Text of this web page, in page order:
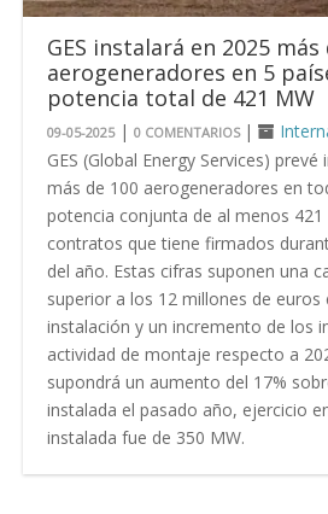
GES instalará en 2025 más
aerogeneradores en 5
potencia total de 421 MW
09-05-2025|0 COMENTARIOS |
GES (Global Energy Services)
más de 100 aerogeneradores en
potencia conjunta de al menos
contratos que tiene firmados
del año. Estas cifras suponen una
superior a los 12 millones de euros
instalación y un incremento de los
actividad de montaje respecto a
supondrá un aumento del 17%
instalada el pasado año, ejercicio
instalada fue de 350 MW.